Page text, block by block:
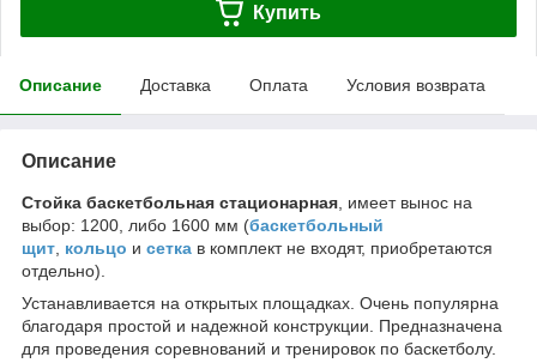
Купить
Описание Доставка Оплата Условия возврата
Описание
Стойка баскетбольная стационарная , имеет вынос на
выбор: 1200, либо 1600 мм (баскетбольный
щит кольцо и сетка в комплект не входят, приобретаются
отдельно).
Устанавливается на открытых площадках. Очень популярна
благодаря простой и надежной конструкции. Предназначена
для проведения соревнований и тренировок по баскетболу.